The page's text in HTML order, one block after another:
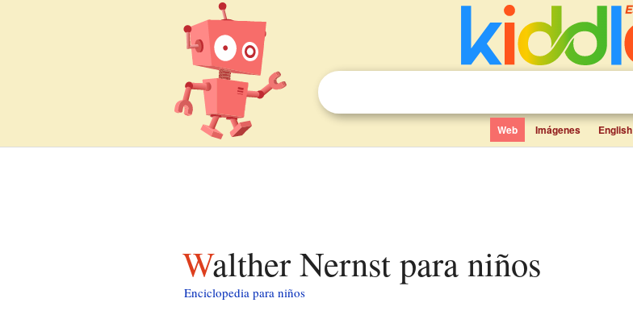
Web Imágenes English
Walther Nernst para niños
Enciclopedia para niños